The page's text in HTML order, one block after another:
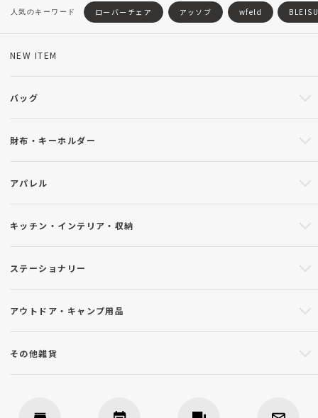
ローバーチェア アッソブ wfeld
NEW ITEM
バッグ
財布・キーホルダー
アパレル
キッチン・インテリア・収納
ステーショナリー
アウトドア・キャンプ用品
その他雑貨